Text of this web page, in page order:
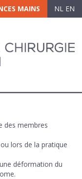
MAINS NL EN
des membres
lors de la pratique
déformation du